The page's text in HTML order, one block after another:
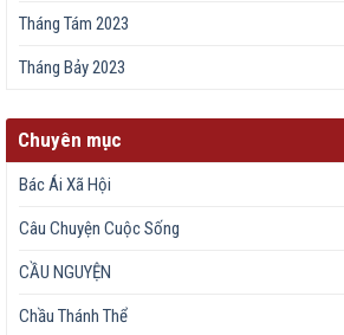
Tháng Tám 2023
Tháng Bảy 2023
Chuyên mục
Bác Ái Xã Hội
Câu Chuyện Cuộc Sống
CẦU NGUYỆN
Chầu Thánh Thể